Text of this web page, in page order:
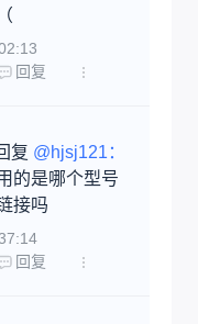
回复
复 @hjsj121：
的是哪个型号
接吗
回复